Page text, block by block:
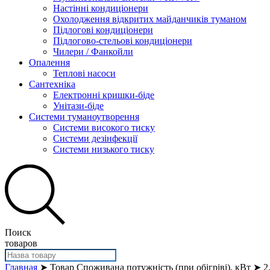
Настінні кондиціонери
Охолодження відкритих майданчиків туманом
Підлогові кондиціонери
Підлогово-стельові кондиціонери
Чилери / Фанкойли
Опалення
Теплові насоси
Сантехніка
Електронні кришки-біде
Унітази-біде
Системи туманоутворення
Системи високого тиску
Системи дезінфекції
Системи низького тиску
Поиск
товаров
Главная ➤ Товар Споживана потужність (при обігріві), кВт ➤